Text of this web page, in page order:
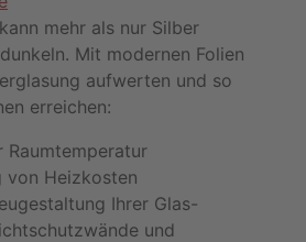
mehr als nur Silber
Mit modernen Folien
aufwerten und so
erreichen:
Raumtemperatur
von Heizkosten
Ihrer Glas-
und